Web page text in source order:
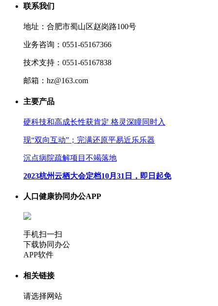
联系我们
地址：合肥市蜀山区赵岗路100号
业务咨询：0551-65167366
技术支持：0551-65167838
邮箱：hz@163.com
主要产品
硬科技和高成长性获肯定 格灵深瞳同时入
现“双向互动”；完满还原平易近乐乐器
沉点病院疏解项目不竭落地
2023杭州云栖大会定档10月31日，即日起免
人口健康协同办公APP
手机扫一扫
下载协同办公
APP软件
相关链接
请选择网站